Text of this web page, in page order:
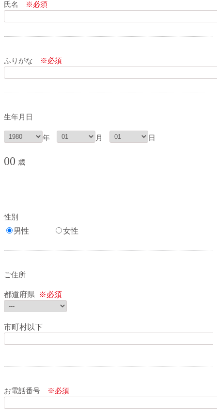
氏名 ※必須
ふりがな ※必須
生年月日
年 月 日
00 歳
性別
男性 女性
ご住所
都道府県 ※必須
市町村以下
お電話番号 ※必須